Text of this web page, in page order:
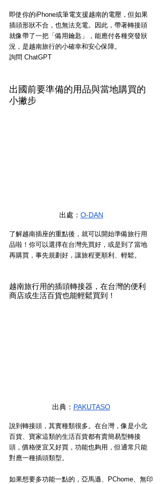
即使你的iPhone或筆電支援越南的電壓，但如果
插頭形狀不合，也無法充電。因此，帶著轉接頭
就像帶了一把「備用鑰匙」，能應付各種突發狀
況，是越南旅行的小確幸和安心保障。
詢問 ChatGPT
出國前要準備的用品與當地購買的
小撇步
出處： O-DAN
了解越南插座的重點後，就可以開始準備旅行用
品啦！你可以選擇在台灣先買好，或是到了當地
再購買，事先規劃好，讓旅程更順利、輕鬆。
越南旅行用的插頭轉接器，在台灣的便利
商店或生活百貨也能輕鬆買到！
出典： PAKUTASO
說到轉接頭，其實種類很多。在台灣，像是小北
百貨、寶家這類的生活百貨都有賣簡易型轉接
頭，價格便宜又好買，功能也夠用，但通常只能
對應一種插頭類型。
如果想要多功能一點的，亞馬遜、PChome、無印